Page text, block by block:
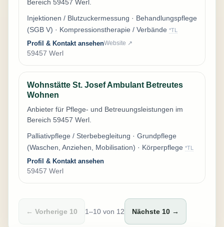
Bereich 59457 Werl.
Injektionen / Blutzuckermessung · Behandlungspflege
(SGB V) · Kompressionstherapie / Verbände *TL
Profil & Kontakt ansehenWebsite ↗
59457 Werl
Wohnstätte St. Josef Ambulant Betreutes
Wohnen
Anbieter für Pflege- und Betreuungsleistungen im
Bereich 59457 Werl.
Palliativpflege / Sterbebegleitung · Grundpflege
(Waschen, Anziehen, Mobilisation) · Körperpflege *TL
Profil & Kontakt ansehen
59457 Werl
← Vorherige 10 1–10 von 12 Nächste 10 →